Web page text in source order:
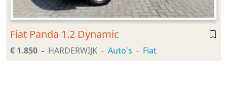
Fiat Panda 1.2 Dynamic
€ 1.850 HARDERWIJK Auto's Fiat